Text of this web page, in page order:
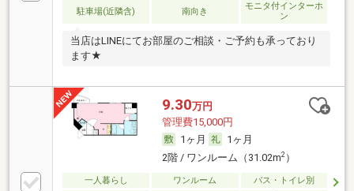
駐車場(近隣含) 南向き
モニタ付インターホ
ン
当店はLINEにてお部屋のご相談・ご予約も承っており
ます★
9.30万円
管理費15,000円
1ヶ月
1ヶ月
2階 / ワンルーム（31.02m2）
一人暮らし ワンルーム バス・トイレ別